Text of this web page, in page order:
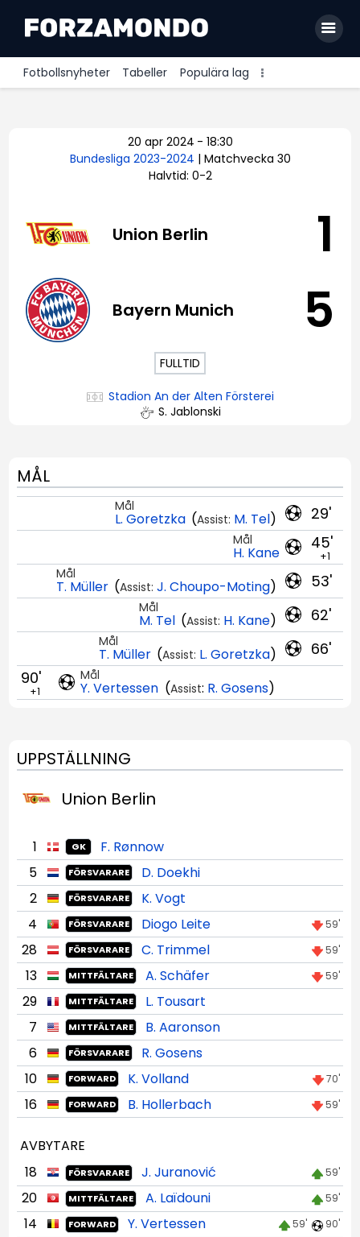
Fotbollsnyheter Tabeller Populära lag
Premier League
Serie A
20 apr 2024 - 18:30
Bundesliga 2023-2024 | Matchvecka 30
Halvtid: 0-2
Union Berlin 1
Bayern Munich 5
FULLTID
Stadion An der Alten Försterei
S. Jablonski
MÅL
29'
Mål
L. Goretzka (Assist: M. Tel)
45'
+1
Mål
H. Kane
53'
Mål
T. Müller (Assist: J. Choupo-Moting)
62'
Mål
M. Tel (Assist: H. Kane)
66'
Mål
T. Müller (Assist: L. Goretzka)
Mål
Y. Vertessen (Assist: R. Gosens)
90'
+1
UPPSTÄLLNING
Union Berlin
1 GK
F. Rønnow
5
FÖRSVARARE
D. Doekhi
2
FÖRSVARARE
K. Vogt
4
FÖRSVARARE Diogo Leite 59'
28 FÖRSVARARE C. Trimmel 59'
13 MITTFÄLTARE A. Schäfer 59'
29 MITTFÄLTARE
L. Tousart
7
MITTFÄLTARE
B. Aaronson
6
FÖRSVARARE
R. Gosens
10
FORWARD K. Volland 70'
16 FORWARD B. Hollerbach 59'
AVBYTARE
18
FÖRSVARARE J. Juranović 59'
20 MITTFÄLTARE A. Laïdouni 59'
14 FORWARD Y. Vertessen 59' 90'